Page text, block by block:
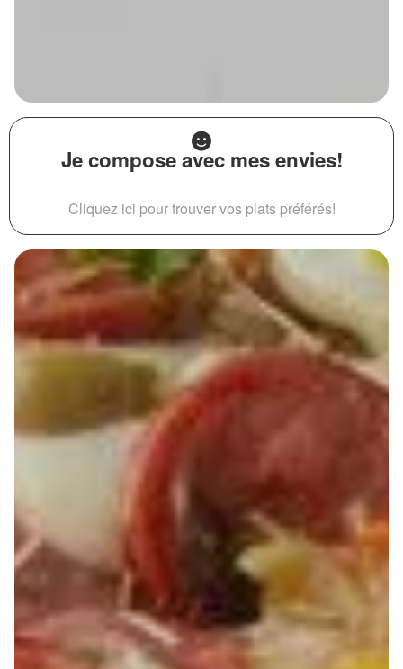
Je compose avec mes envies!
Cliquez ici pour trouver vos plats préférés!